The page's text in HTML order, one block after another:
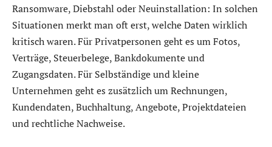
Ransomware, Diebstahl oder Neuinstallation: In solchen
Situationen merkt man oft erst, welche Daten wirklich
kritisch waren. Für Privatpersonen geht es um Fotos,
Verträge, Steuerbelege, Bankdokumente und
Zugangsdaten. Für Selbständige und kleine
Unternehmen geht es zusätzlich um Rechnungen,
Kundendaten, Buchhaltung, Angebote, Projektdateien
und rechtliche Nachweise.